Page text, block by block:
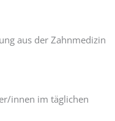
aus der Zahnmedizin
innen im täglichen